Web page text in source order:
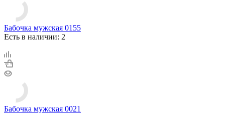
Бабочка мужская 0155
Есть в наличии: 2
Бабочка мужская 0021